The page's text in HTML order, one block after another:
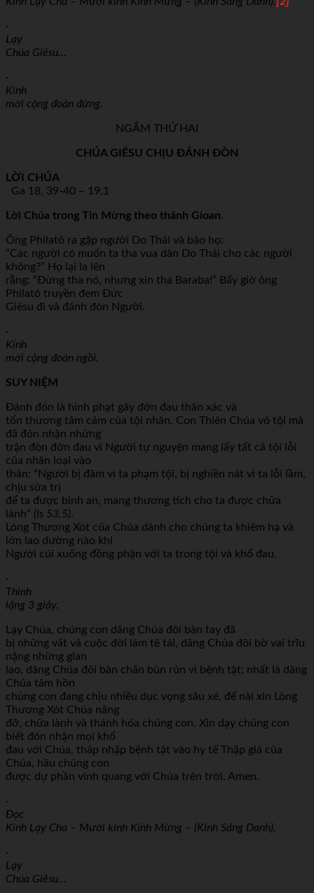
·
Lạy
Chúa Giêsu…
·
Kính
mời cộng đoàn đứng.
NGẮM THỨ HAI
CHÚA GIÊSU CHỊU ĐÁNH ĐÒN
LỜI CHÚA
Ga 18, 39-40 – 19,1
Lời Chúa trong Tin Mừng theo thánh Gioan.
Ông Philatô ra gặp người Do Thái và bảo họ:
“Các người có muốn ta tha vua dân Do Thái cho các người
không?” Họ lại la lên
rằng: “Đừng tha nó, nhưng xin tha Baraba!” Bấy giờ ông
Philatô truyền đem Đức
Giêsu đi và đánh đòn Người.
·
Kính
mời cộng đoàn ngồi.
SUY NIỆM
Đánh đón là hình phạt gây đớn đau thân xác và
tổn thương tâm cảm của tội nhân. Con Thiên Chúa vô tội mà
đã đón nhận những
trận đòn đớn đau vì Người tự nguyện mang lấy tất cả tội lỗi
của nhân loại vào
thân: “Người bị đâm vì ta phạm tội, bị nghiền nát vì ta lỗi lầm,
chịu sửa trị
để ta được bình an, mang thương tích cho ta được chữa
lành” (Is 53,5).
Lòng Thương Xót của Chúa dành cho chúng ta khiêm hạ và
lớn lao dường nào khi
Người cúi xuống đồng phận với ta trong tội và khổ đau.
·
Thinh
lặng 3 giây.
Lạy Chúa, chúng con dâng Chúa đôi bàn tay đã
bị những vất vả cuộc đời làm tê tái, dâng Chúa đôi bờ vai trĩu
nặng những gian
lao, dâng Chúa đôi bàn chân bủn rủn vì bệnh tật; nhất là dâng
Chúa tâm hồn
chúng con đang chịu nhiều dục vọng sâu xé, để nài xin Lòng
Thương Xót Chúa nâng
đỡ, chữa lành và thánh hóa chúng con. Xin dạy chúng con
biết đón nhận mọi khổ
đau với Chúa, tháp nhập bệnh tật vào hy tế Thập giá của
Chúa, hầu chúng con
được dự phần vinh quang với Chúa trên trời. Amen.
·
Đọc
Kinh Lạy Cha – Mười kinh Kính Mừng – (Kinh Sáng Danh).
·
Lạy
Chúa Giêsu…